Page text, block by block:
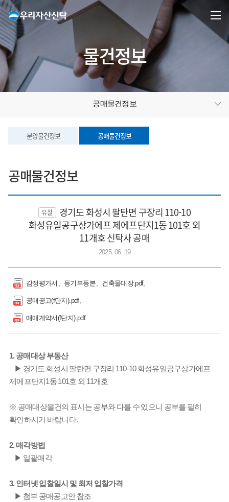
물건정보
공매물건정보
분양물건정보 공매물건정보
공매물건정보
유찰
경기도 화성시 팔탄면 구장리 110-10
화성유일공구상가에프 제에프단지1동 101호 외
11개호 신탁사 공매
2025. 06. 19
감정평가서、등기부등본、건축물대장.pdf
공매공고(f단지).pdf
매매계약서(f단지).pdf
1. 공매대상 부동산
▶ 경기도 화성시 팔탄면 구장리 110-10 화성유일공구상가에프
제에프단지1동 101호 외 11개호
※ 공매대상물건의 표시는 공부와 다를 수 있으니 공부를 필히
확인하시기 바랍니다.
2. 매각방법
▶ 일괄매각
3. 인터넷 입찰일시 및 최저 입찰가격
▶ 첨부 공매공고안 참조